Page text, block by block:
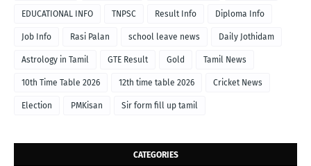
EDUCATIONAL INFO TNPSC Result Info Diploma Info
Job Info Rasi Palan school leave news Daily Jothidam
Astrology in Tamil GTE Result Gold Tamil News
10th Time Table 2026 12th time table 2026 Cricket News
Election PMKisan Sir form fill up tamil
CATEGORIES